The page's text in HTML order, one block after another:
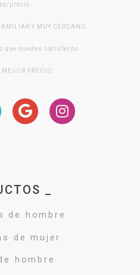
precio.
Y MUY CERCANO.
que quedes satisfecho.
PRECIO.
_
de hombre
de mujer
hombre